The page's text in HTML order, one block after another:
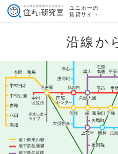
ユニホーの
賃貸サイト
沿線か